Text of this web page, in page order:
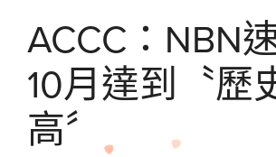
ACCC：NBN
10月達到〝歷
高〞